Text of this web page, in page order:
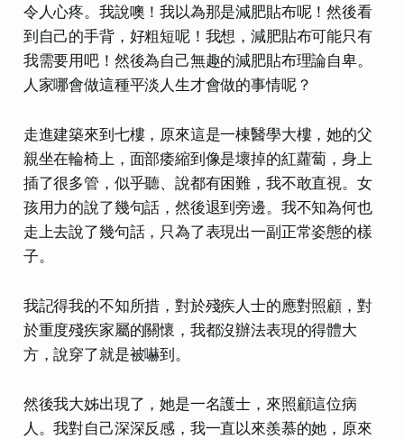
令人心疼。我說噢！我以為那是減肥貼布呢！然後看
到自己的手背，好粗短呢！我想，減肥貼布可能只有
我需要用吧！然後為自己無趣的減肥貼布理論自卑。
人家哪會做這種平淡人生才會做的事情呢？
走進建築來到七樓，原來這是一棟醫學大樓，她的父
親坐在輪椅上，面部痿縮到像是壞掉的紅蘿蔔，身上
插了很多管，似乎聽、說都有困難，我不敢直視。女
孩用力的說了幾句話，然後退到旁邊。我不知為何也
走上去說了幾句話，只為了表現出一副正常姿態的樣
子。
我記得我的不知所措，對於殘疾人士的應對照顧，對
於重度殘疾家屬的關懷，我都沒辦法表現的得體大
方，說穿了就是被嚇到。
然後我大姊出現了，她是一名護士，來照顧這位病
人。我對自己深深反感，我一直以來羨慕的她，原來